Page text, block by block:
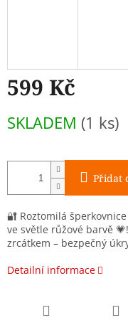
599 Kč
cena:
SKLADEM (1 ks)
Přidat
🔐 Roztomilá šperkovnice
ve světle růžové barvě
zrcátkem – bezpečný
Detailní informace